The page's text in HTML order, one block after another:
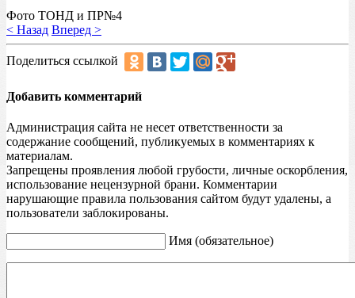
Фото ТОНД и ПР№4
< Назад Вперед >
Поделиться ссылкой
Добавить комментарий
Администрация сайта не несет ответственности за
содержание сообщений, публикуемых в комментариях к
материалам.
Запрещены проявления любой грубости, личные оскорбления,
использование нецензурной брани. Комментарии
нарушающие правила пользования сайтом будут удалены, а
пользователи заблокированы.
Имя (обязательное)